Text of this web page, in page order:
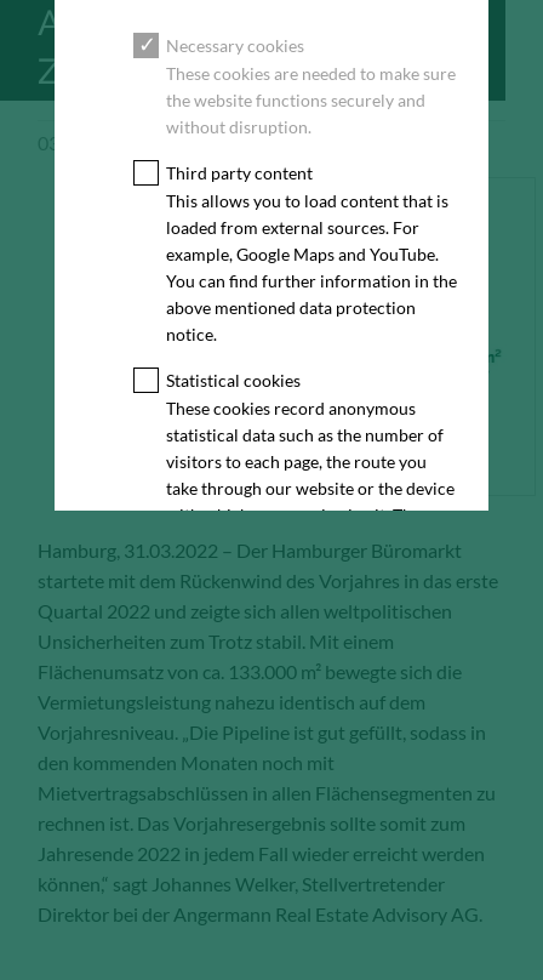
ABSCHLÜSSE NEHMEN
ZU
03/31/2022 Pressemeldung
Hamburg, 31.03.2022 – Der Hamburger Büromarkt
startete mit dem Rückenwind des Vorjahres in das erste
Quartal 2022 und zeigte sich allen weltpolitischen
Unsicherheiten zum Trotz stabil. Mit einem
Flächenumsatz von ca. 133.000 m² bewegte sich die
Vermietungsleistung nahezu identisch auf dem
Vorjahresniveau. „Die Pipeline ist gut gefüllt, sodass in
den kommenden Monaten noch mit
Mietvertragsabschlüssen in allen Flächensegmenten zu
rechnen ist. Das Vorjahresergebnis sollte somit zum
Jahresende 2022 in jedem Fall wieder erreicht werden
können,“ sagt Johannes Welker, Stellvertretender
Direktor bei der Angermann Real Estate Advisory AG.
Necessary cookies
These cookies are needed to make sure
the website functions securely and
without disruption.
Third party content
This allows you to load content that is
loaded from external sources. For
example, Google Maps and YouTube.
You can find further information in the
above mentioned data protection
notice.
Statistical cookies
These cookies record anonymous
statistical data such as the number of
visitors to each page, the route you
take through our website or the device
with which you are viewing it. These
statistics enable us to continue
optimising our website for our visitors.
Save and Close
Accept all
Get more info about used cookies